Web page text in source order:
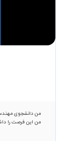
من دانشجوی